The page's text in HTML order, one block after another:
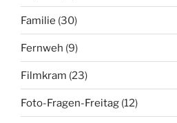
Familie (30)
Fernweh (9)
Filmkram (23)
Foto-Fragen-Freitag (12)